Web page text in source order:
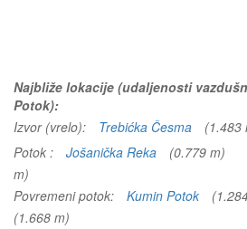
Najbliže lokacije (udaljenosti
Potok):
Izvor (vrelo):
Trebićka Česma
Potok :
Jošanička Reka (0.779 m)
m)
Povremeni potok:
Kumin Potok
(1.668 m)